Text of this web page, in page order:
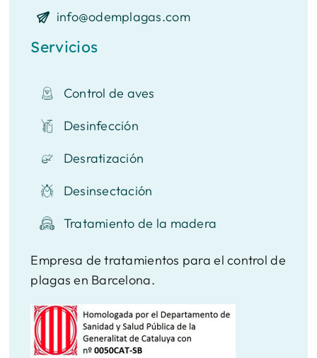
info@odemplagas.com
Servicios
Control de aves
Desinfección
Desratización
Desinsectación
Tratamiento de la madera
Empresa de tratamientos para el control de
plagas en Barcelona.